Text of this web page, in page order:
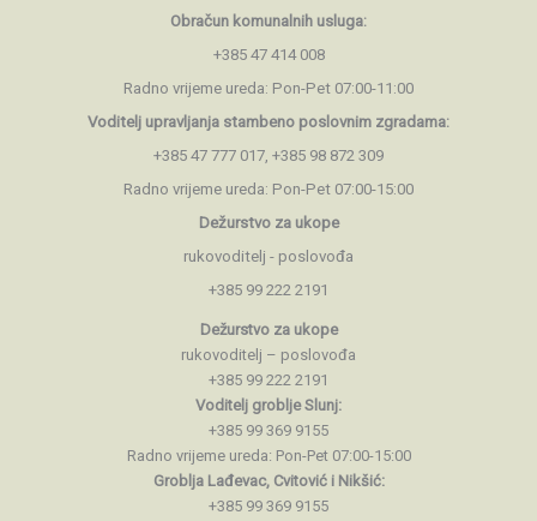
Obračun komunalnih usluga:
+385 47 414 008
Radno vrijeme ureda: Pon-Pet 07:00-11:00
Voditelj upravljanja stambeno poslovnim zgradama:
+385 47 777 017, +385 98 872 309
Radno vrijeme ureda: Pon-Pet 07:00-15:00
Dežurstvo za ukope
rukovoditelj - poslovođa
+385 99 222 2191
Dežurstvo za ukope
rukovoditelj – poslovođa
+385 99 222 2191
Voditelj groblje Slunj:
+385 99 369 9155
Radno vrijeme ureda: Pon-Pet 07:00-15:00
Groblja Lađevac, Cvitović i Nikšić:
+385 99 369 9155